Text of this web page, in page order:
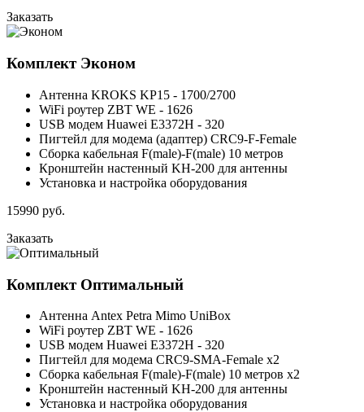
Заказать
Комплект Эконом
Антенна KROKS KP15 - 1700/2700
WiFi роутер ZBT WE - 1626
USB модем Huawei E3372H - 320
Пигтейл для модема (адаптер) CRC9-F-Female
Сборка кабельная F(male)-F(male) 10 метров
Кронштейн настенный KH-200 для антенны
Установка и настройка оборудования
15990 руб.
Заказать
Комплект Оптимальный
Антенна Antex Petra Mimo UniBox
WiFi роутер ZBT WE - 1626
USB модем Huawei E3372H - 320
Пигтейл для модема CRC9-SMA-Female x2
Сборка кабельная F(male)-F(male) 10 метров x2
Кронштейн настенный KH-200 для антенны
Установка и настройка оборудования